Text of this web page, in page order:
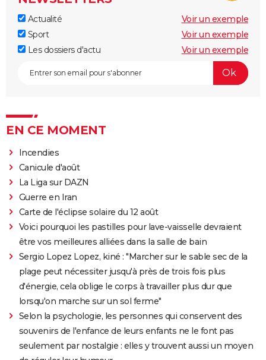
Actualité
Voir un exemple
Sport
Voir un exemple
Les dossiers d'actu
Voir un exemple
EN CE MOMENT
Incendies
Canicule d'août
La Liga sur DAZN
Guerre en Iran
Carte de l'éclipse solaire du 12 août
Voici pourquoi les pastilles pour lave-vaisselle devraient
être vos meilleures alliées dans la salle de bain
Sergio Lopez Lopez, kiné : "Marcher sur le sable sec de la
plage peut nécessiter jusqu'à près de trois fois plus
d'énergie, cela oblige le corps à travailler plus dur que
lorsqu'on marche sur un sol ferme"
Selon la psychologie, les personnes qui conservent des
souvenirs de l'enfance de leurs enfants ne le font pas
seulement par nostalgie : elles y trouvent aussi un moyen